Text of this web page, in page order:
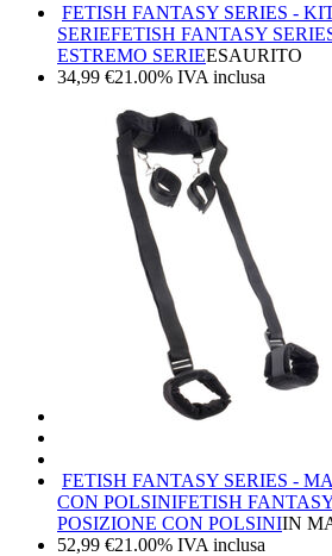
FETISH FANTASY SERIES -
SERIEFETISH FANTASY
ESTREMO SERIEESAURITO
34,99 €21.00% IVA inclusa
FETISH FANTASY SERIES -
CON POLSINIFETISH
POSIZIONE CON POLSINIIN
52,99 €21.00% IVA inclusa